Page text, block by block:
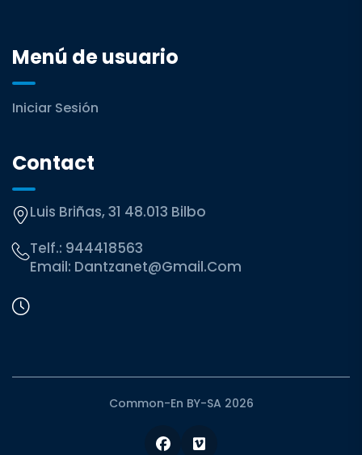
Menú de usuario
Iniciar Sesión
Contact
Luis Briñas, 31 48.013 Bilbo
Telf.: 944418563
Email: Dantzanet@gmail.com
Common-En BY-SA 2026